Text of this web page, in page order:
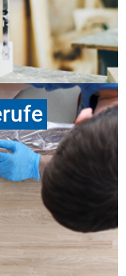
online
zum Online-
werden für
Mithilfe von